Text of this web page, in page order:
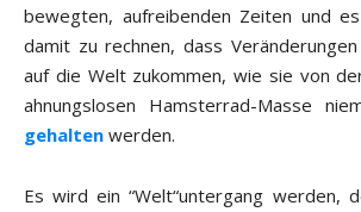
bewegten, aufreibenden Zeiten und
damit zu rechnen, dass
auf die Welt zukommen, wie sie von
ahnungslosen Hamsterrad-Masse
gehalten werden.
Es wird ein “Welt“untergang werden,